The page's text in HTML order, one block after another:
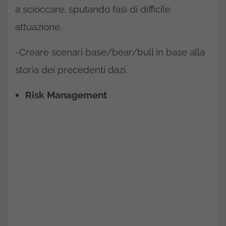
a scioccare, sputando fasi di difficile
attuazione.
-Creare scenari base/bear/bull in base alla
storia dei precedenti dazi.
Risk Management